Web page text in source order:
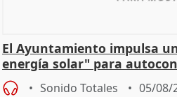
El Ayuntamiento impulsa
energía solar" para
Sonido Totales 05/08/